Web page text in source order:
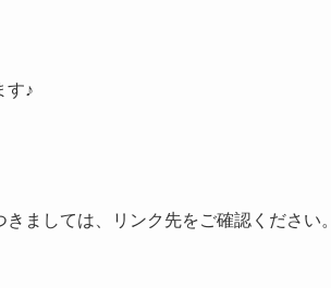
す♪
ましては、リンク先をご確認ください。